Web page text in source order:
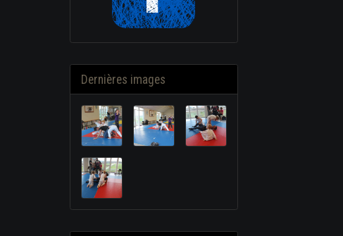
Dernières images